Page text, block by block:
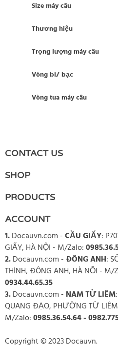
Size máy câu
Thương hiệu
Trọng lượng máy câu
Vòng bi/ bạc
Vòng tua máy câu
There are currently no product
review
CONTACT US
SHOP
PRODUCTS
ACCOUNT
1.Docauvn.com -CẦU GIẤY:
GIẤY, HÀ NỘI - M/Zalo:
2.Docauvn.com - ĐÔNG ANH:
THỊNH, ĐÔNG ANH, HÀ NỘI - M/
0934.44.65.35
3.Docauvn.com - NAM TỪ LIÊM
QUANG ĐẠO, PHƯỜNG TỪ
M/Zalo:0985.36.54.64 -
Copyright © 2023 Docauvn.